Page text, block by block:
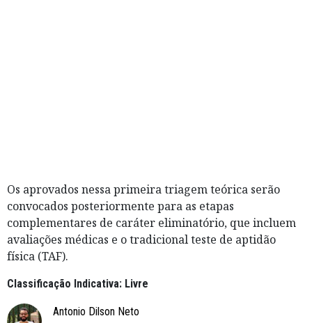
Os aprovados nessa primeira triagem teórica serão
convocados posteriormente para as etapas
complementares de caráter eliminatório, que incluem
avaliações médicas e o tradicional teste de aptidão
física (TAF).
Classificação Indicativa: Livre
Antonio Dilson Neto